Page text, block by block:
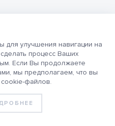
улучшения навигации на
процесс Ваших
Если Вы продолжаете
мы предполагаем, что вы
файлов.